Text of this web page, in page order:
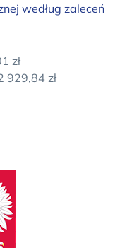
według zaleceń
zł
929,84 zł